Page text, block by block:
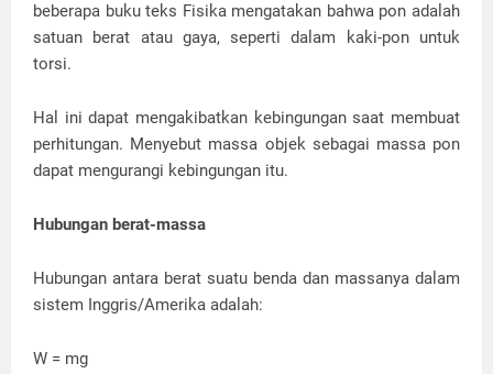
beberapa buku teks Fisika mengatakan bahwa pon adalah
satuan berat atau gaya, seperti dalam kaki-pon untuk
torsi.
Hal ini dapat mengakibatkan kebingungan saat membuat
perhitungan. Menyebut massa objek sebagai massa pon
dapat mengurangi kebingungan itu.
Hubungan berat-massa
Hubungan antara berat suatu benda dan massanya dalam
sistem Inggris/Amerika adalah:
W = mg